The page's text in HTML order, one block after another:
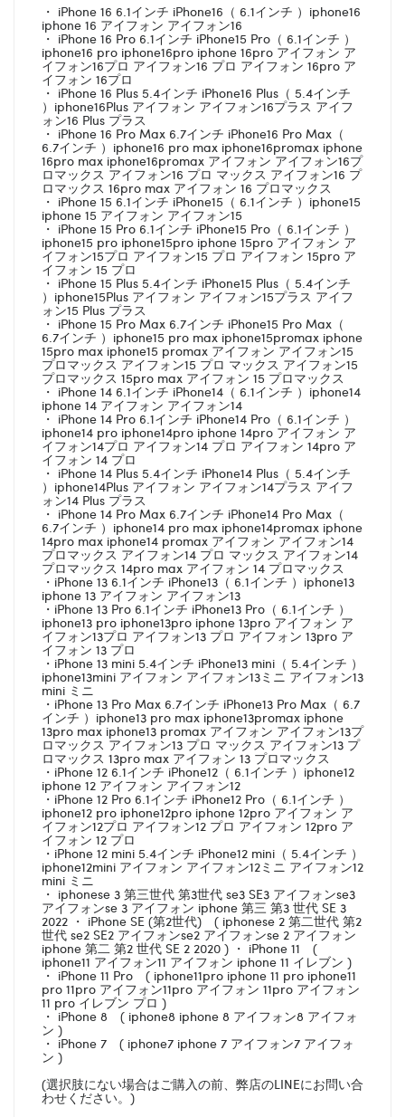
・ iPhone 16 6.1インチ iPhone16（ 6.1インチ ）iphone16
iphone 16 アイフォン アイフォン16
・ iPhone 16 Pro 6.1インチ iPhone15 Pro（ 6.1インチ ）
iphone16 pro iphone16pro iphone 16pro アイフォン ア
イフォン16プロ アイフォン16 プロ アイフォン 16pro ア
イフォン 16プロ
・ iPhone 16 Plus 5.4インチ iPhone16 Plus（ 5.4インチ
）iphone16Plus アイフォン アイフォン16プラス アイフ
ォン16 Plus プラス
・ iPhone 16 Pro Max 6.7インチ iPhone16 Pro Max（
6.7インチ ）iphone16 pro max iphone16promax iphone
16pro max iphone16promax アイフォン アイフォン16プ
ロマックス アイフォン16 プロ マックス アイフォン16 プ
ロマックス 16pro max アイフォン 16 プロマックス
・ iPhone 15 6.1インチ iPhone15（ 6.1インチ ）iphone15
iphone 15 アイフォン アイフォン15
・ iPhone 15 Pro 6.1インチ iPhone15 Pro（ 6.1インチ ）
iphone15 pro iphone15pro iphone 15pro アイフォン ア
イフォン15プロ アイフォン15 プロ アイフォン 15pro ア
イフォン 15 プロ
・ iPhone 15 Plus 5.4インチ iPhone15 Plus（ 5.4インチ
）iphone15Plus アイフォン アイフォン15プラス アイフ
ォン15 Plus プラス
・ iPhone 15 Pro Max 6.7インチ iPhone15 Pro Max（
6.7インチ ）iphone15 pro max iphone15promax iphone
15pro max iphone15 promax アイフォン アイフォン15
プロマックス アイフォン15 プロ マックス アイフォン15
プロマックス 15pro max アイフォン 15 プロマックス
・ iPhone 14 6.1インチ iPhone14（ 6.1インチ ）iphone14
iphone 14 アイフォン アイフォン14
・ iPhone 14 Pro 6.1インチ iPhone14 Pro（ 6.1インチ ）
iphone14 pro iphone14pro iphone 14pro アイフォン ア
イフォン14プロ アイフォン14 プロ アイフォン 14pro ア
イフォン 14 プロ
・ iPhone 14 Plus 5.4インチ iPhone14 Plus（ 5.4インチ
）iphone14Plus アイフォン アイフォン14プラス アイフ
ォン14 Plus プラス
・ iPhone 14 Pro Max 6.7インチ iPhone14 Pro Max（
6.7インチ ）iphone14 pro max iphone14promax iphone
14pro max iphone14 promax アイフォン アイフォン14
プロマックス アイフォン14 プロ マックス アイフォン14
プロマックス 14pro max アイフォン 14 プロマックス
・iPhone 13 6.1インチ iPhone13（ 6.1インチ ）iphone13
iphone 13 アイフォン アイフォン13
・iPhone 13 Pro 6.1インチ iPhone13 Pro（ 6.1インチ ）
iphone13 pro iphone13pro iphone 13pro アイフォン ア
イフォン13プロ アイフォン13 プロ アイフォン 13pro ア
イフォン 13 プロ
・iPhone 13 mini 5.4インチ iPhone13 mini（ 5.4インチ ）
iphone13mini アイフォン アイフォン13ミニ アイフォン13
mini ミニ
・iPhone 13 Pro Max 6.7インチ iPhone13 Pro Max（ 6.7
インチ ）iphone13 pro max iphone13promax iphone
13pro max iphone13 promax アイフォン アイフォン13プ
ロマックス アイフォン13 プロ マックス アイフォン13 プ
ロマックス 13pro max アイフォン 13 プロマックス
・iPhone 12 6.1インチ iPhone12（ 6.1インチ ）iphone12
iphone 12 アイフォン アイフォン12
・iPhone 12 Pro 6.1インチ iPhone12 Pro（ 6.1インチ ）
iphone12 pro iphone12pro iphone 12pro アイフォン ア
イフォン12プロ アイフォン12 プロ アイフォン 12pro ア
イフォン 12 プロ
・iPhone 12 mini 5.4インチ iPhone12 mini（ 5.4インチ ）
iphone12mini アイフォン アイフォン12ミニ アイフォン12
mini ミニ
・ iphonese 3 第三世代 第3世代 se3 SE3 アイフォンse3
アイフォンse 3 アイフォン iphone 第三 第3 世代 SE 3
2022 ・ iPhone SE (第2世代) ( iphonese 2 第二世代 第2
世代 se2 SE2 アイフォンse2 アイフォンse 2 アイフォン
iphone 第二 第2 世代 SE 2 2020 ) ・ iPhone 11 (
iphone11 アイフォン11 アイフォン iphone 11 イレブン )
・ iPhone 11 Pro ( iphone11pro iphone 11 pro iphone11
pro 11pro アイフォン11pro アイフォン 11pro アイフォン
11 pro イレブン プロ )
・ iPhone 8 ( iphone8 iphone 8 アイフォン8 アイフォ
ン )
・ iPhone 7 ( iphone7 iphone 7 アイフォン7 アイフォ
ン )
(選択肢にない場合はご購入の前、弊店のLINEにお問い合
わせください。)